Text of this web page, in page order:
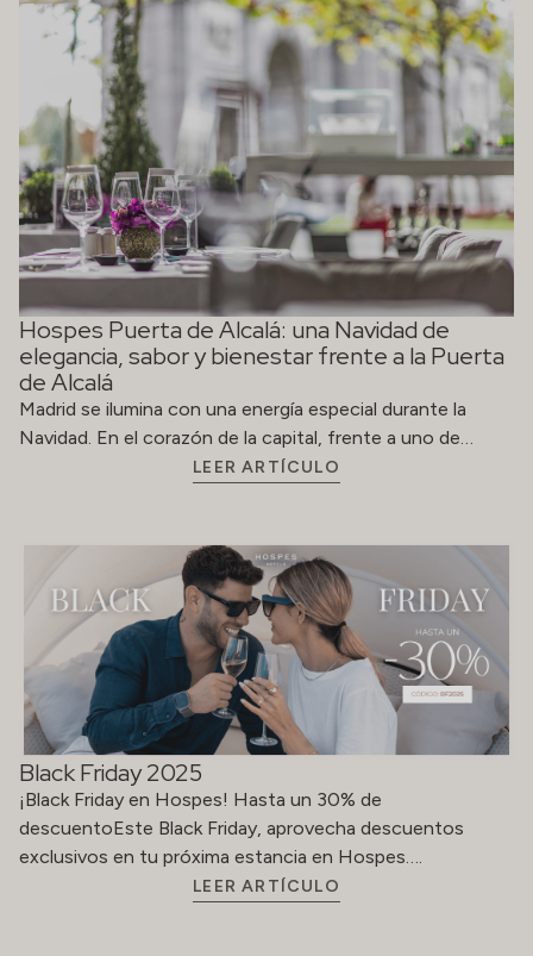
Hospes Puerta de Alcalá: una Navidad de
elegancia, sabor y bienestar frente a la Puerta
de Alcalá
Madrid se ilumina con una energía especial durante la
Navidad. En el corazón de la capital, frente a uno de…
LEER ARTÍCULO
Black Friday 2025
¡Black Friday en Hospes! Hasta un 30% de
descuentoEste Black Friday, aprovecha descuentos
exclusivos en tu próxima estancia en Hospes….
LEER ARTÍCULO